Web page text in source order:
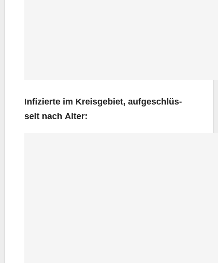
Infi­zier­te im Kreis­ge­biet, auf­ge­schlüs­
selt nach Alter: